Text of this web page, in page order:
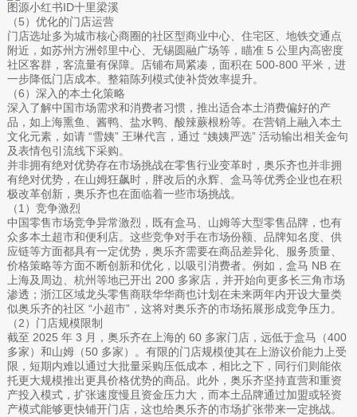
图源小红书ID十里梁溪
（5）优化的门店运营
门店选址多为城市核心商圈的社区型商业中心、住宅区、地铁交通点
附近，如苏州方洲邻里中心、无锡圆融广场等，瞄准 5 公里内高密度
社区客群，客流量有保障。店铺布局紧凑，面积在 500-800 平米，进
一步降低门店成本。整箱陈列模式使补货效率提升。
（6）深入的本土化策略
深入了解中国市场需求和消费者习惯，推出适合本土消费偏好的产
品，如上海熏鱼、酱鸭、盐水鸭、酸辣蕨根粉等。在营销上融入本土
文化元素，如请 “雪姨” 王琳代言，通过 “姨姨严选” 活动输出相关金句
及表情包引流线下采购。
并非拥有绝对优势存在市场挑战在零售行业变革时，奥乐齐也并非拥
有绝对优势，在山姆狂飙时，胖改后的永辉、盒马等优秀企业也在积
极改革创新，奥乐齐也在面临着一些市场挑战。
（1）竞争激烈
中国零售市场竞争异常激烈，既有盒马、山姆等大型零售品牌，也有
众多本土超市和便利店。这些竞争对手在市场份额、品牌知名度、供
应链等方面都具有一定优势，奥乐齐需要在商品差异化、服务质量、
价格策略等方面不断创新和优化，以吸引消费者。例如，盒马 NB 在
上海及周边、杭州等地已开出 200 多家店，并开始向更多长三角市场
渗透；浙江区域龙头零售商联华华商也计划在未来两年内开设大量类
似奥乐齐的社区 “小超市”，这将对奥乐齐的市场拓展形成竞争压力。
（2）门店规模限制
截至 2025 年 3 月，奥乐齐在上海的 60 多家门店，远低于盒马（400
多家）和山姆（50 多家）。有限的门店规模使其在上游议价能力上受
限，短期内难以通过大批量采购压低成本，相比之下，同行们则能依
托更大规模推出更具价格优势的商品。此外，奥乐齐坚持直营和重资
产投入模式，扩张速度慢且资金压力大，而本土品牌通过加盟或轻资
产模式能够更快铺开门店，这也给奥乐齐的市场扩张带来一定挑战。